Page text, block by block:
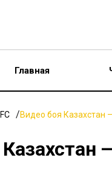
Главная
Видео боя Казахстан